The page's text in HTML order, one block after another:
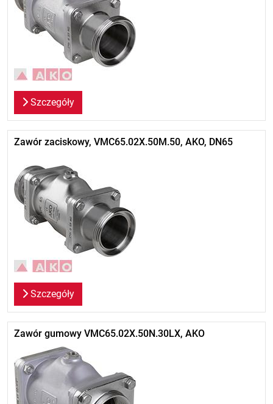
Szczegóły
Zawór zaciskowy, VMC65.02X.50M.50, AKO, DN65
Szczegóły
Zawór gumowy VMC65.02X.50N.30LX, AKO